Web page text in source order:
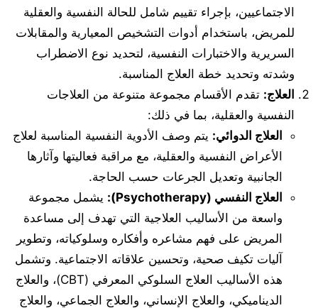
الاجتماعيين، بإجراء تقييم شامل للحالة النفسية والعقلية
للمريض، باستخدام أدوات التشخيص المعيارية والمقابلات
السريرية والاختبارات النفسية، لتحديد نوع الاضطراب
وشدته وتحديد خطة العلاج المناسبة.
العلاج: تقدم الأقسام مجموعة متنوعة من العلاجات
النفسية والعقلية، بما في ذلك:
العلاج الدوائي: يتم وصف الأدوية النفسية المناسبة لعلاج
الأعراض النفسية والعقلية، مع مراقبة فعاليتها وآثارها
الجانبية وتعديل الجرعات حسب الحاجة.
العلاج النفسي (Psychotherapy):
يشمل مجموعة
واسعة من الأساليب العلاجية التي تهدف إلى مساعدة
المريض على فهم مشاعره وأفكاره وسلوكياته، وتطوير
آليات تكيف صحية، وتحسين علاقاته الاجتماعية. وتشمل
هذه الأساليب العلاج السلوكي المعرفي (CBT)، والعلاج
الديناميكي، والعلاج الإنساني، والعلاج الجماعي، والعلاج